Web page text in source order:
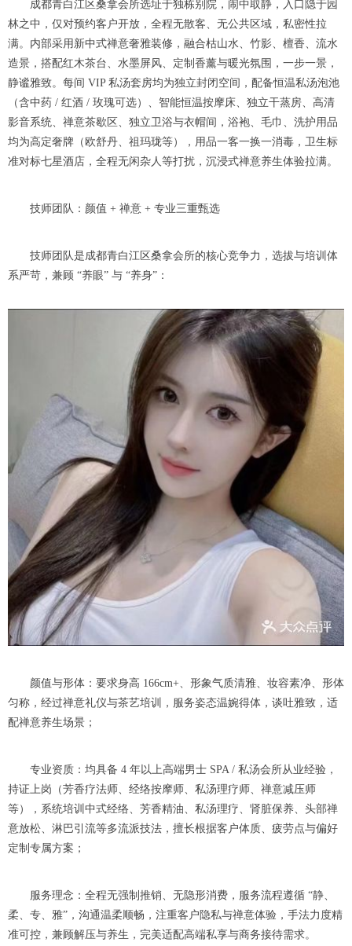
成都青白江区桑拿会所选址于独栋别院，闹中取静，入口隐于园
林之中，仅对预约客户开放，全程无散客、无公共区域，私密性拉
满。内部采用新中式禅意奢雅装修，融合枯山水、竹影、檀香、流水
造景，搭配红木茶台、水墨屏风、定制香薰与暖光氛围，一步一景，
静谧雅致。每间 VIP 私汤套房均为独立封闭空间，配备恒温私汤泡池
（含中药 / 红酒 / 玫瑰可选）、智能恒温按摩床、独立干蒸房、高清
影音系统、禅意茶歇区、独立卫浴与衣帽间，浴袍、毛巾、洗护用品
均为高定奢牌（欧舒丹、祖玛珑等），用品一客一换一消毒，卫生标
准对标七星酒店，全程无闲杂人等打扰，沉浸式禅意养生体验拉满。
技师团队：颜值 + 禅意 + 专业三重甄选
技师团队是成都青白江区桑拿会所的核心竞争力，选拔与培训体
系严苛，兼顾 “养眼” 与 “养身”：
颜值与形体：要求身高 166cm+、形象气质清雅、妆容素净、形体
匀称，经过禅意礼仪与茶艺培训，服务姿态温婉得体，谈吐雅致，适
配禅意养生场景；
专业资质：均具备 4 年以上高端男士 SPA / 私汤会所从业经验，
持证上岗（芳香疗法师、经络按摩师、私汤理疗师、禅意减压师
等），系统培训中式经络、芳香精油、私汤理疗、肾脏保养、头部禅
意放松、淋巴引流等多流派技法，擅长根据客户体质、疲劳点与偏好
定制专属方案；
服务理念：全程无强制推销、无隐形消费，服务流程遵循 “静、
柔、专、雅”，沟通温柔顺畅，注重客户隐私与禅意体验，手法力度精
准可控，兼顾解压与养生，完美适配高端私享与商务接待需求。